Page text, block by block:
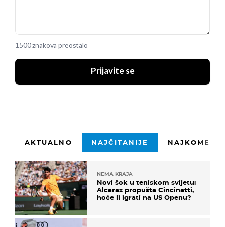
1500 znakova preostalo
Prijavite se
AKTUALNO NAJČITANIJE
NEMA KRAJA
Novi šok u teniskom svijetu:
Alcaraz propušta Cincinatti,
hoće li igrati na US Openu?